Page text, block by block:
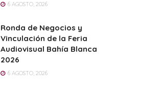
6 AGOSTO, 2026
Ronda de Negocios y
Vinculación de la Feria
Audiovisual Bahía Blanca
2026
6 AGOSTO, 2026